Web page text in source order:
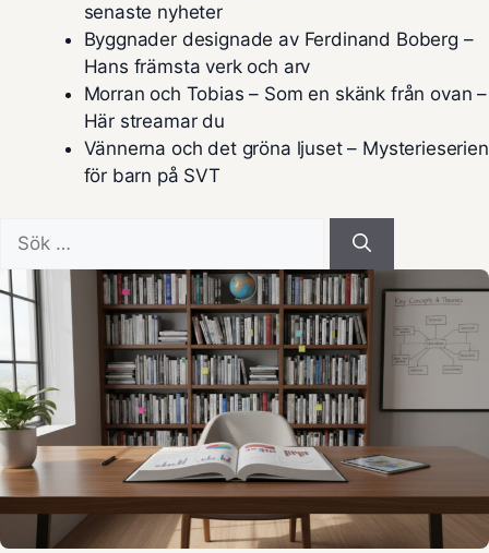
senaste nyheter
Byggnader designade av Ferdinand Boberg –
Hans främsta verk och arv
Morran och Tobias – Som en skänk från ovan –
Här streamar du
Vännerna och det gröna ljuset – Mysterieserien
för barn på SVT
efter: